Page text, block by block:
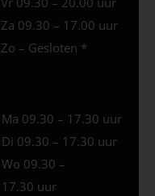
Za 09.30 – 17.00 uur
Zo – Gesloten *
Ma 09.30 – 17.30 uur
Di 09.30 – 17.30 uur
Wo 09.30 –
17.30 uur